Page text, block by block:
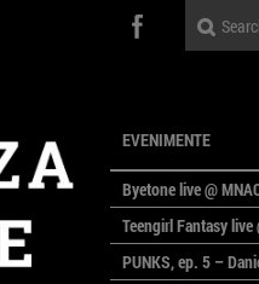
EVENIMENTE
Byetone live @
Teengirl Fantasy
PUNKS, ep. 5 –